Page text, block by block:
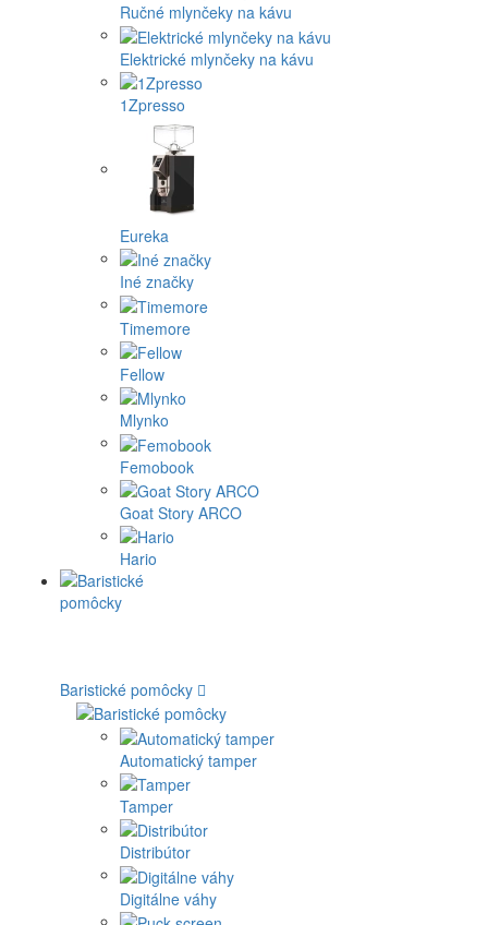
Ručné mlynčeky na kávu
Elektrické mlynčeky na kávu
1Zpresso
Eureka
Iné značky
Timemore
Fellow
Mlynko
Femobook
Goat Story ARCO
Hario
Baristické pomôcky
Automatický tamper
Tamper
Distribútor
Digitálne váhy